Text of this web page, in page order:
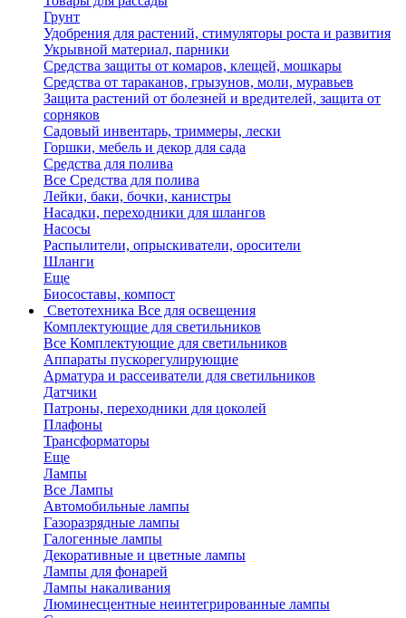
Грунт
Удобрения для растений, стимуляторы роста и развития
Укрывной материал, парники
Средства защиты от комаров, клещей, мошкары
Средства от тараканов, грызунов, моли, муравьев
Защита растений от болезней и вредителей, защита от
сорняков
Садовый инвентарь, триммеры, лески
Горшки, мебель и декор для сада
Средства для полива
Все Средства для полива
Лейки, баки, бочки, канистры
Насадки, переходники для шлангов
Насосы
Распылители, опрыскиватели, оросители
Шланги
Еще
Биосоставы, компост
Светотехника Все для освещения
Комплектующие для светильников
Все Комплектующие для светильников
Аппараты пускорегулирующие
Арматура и рассеиватели для светильников
Датчики
Патроны, переходники для цоколей
Плафоны
Трансформаторы
Еще
Лампы
Все Лампы
Автомобильные лампы
Газоразрядные лампы
Галогенные лампы
Декоративные и цветные лампы
Лампы для фонарей
Лампы накаливания
Люминесцентные неинтегрированные лампы